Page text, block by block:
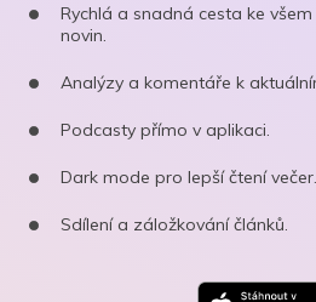
Rychlá a snadná cesta ke
novin.
Analýzy a komentáře k
Podcasty přímo v aplikaci.
Dark mode pro lepší čtení večer.
Sdílení a záložkování článků.